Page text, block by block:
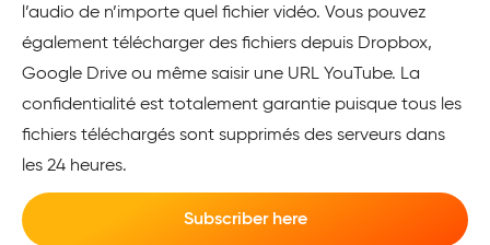
l’audio de n’importe quel fichier vidéo. Vous pouvez
également télécharger des fichiers depuis Dropbox,
Google Drive ou même saisir une URL YouTube. La
confidentialité est totalement garantie puisque tous les
fichiers téléchargés sont supprimés des serveurs dans
les 24 heures.
Subscriber here